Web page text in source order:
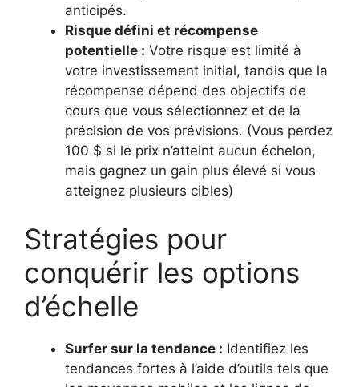
anticipés.
Risque défini et récompense
potentielle : Votre risque est limité à
votre investissement initial, tandis que la
récompense dépend des objectifs de
cours que vous sélectionnez et de la
précision de vos prévisions. (Vous perdez
100 $ si le prix n’atteint aucun échelon,
mais gagnez un gain plus élevé si vous
atteignez plusieurs cibles)
Stratégies pour
conquérir les options
d’échelle
Surfer sur la tendance : Identifiez les
tendances fortes à l’aide d’outils tels que